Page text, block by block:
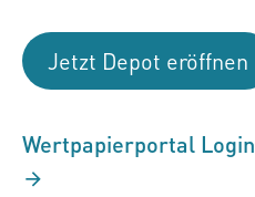
Jetzt Depot eröffnen
Wertpapierportal Login